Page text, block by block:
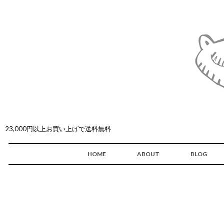
23,000円以上お買い上げで送料無料
HOME ABOUT BLOG